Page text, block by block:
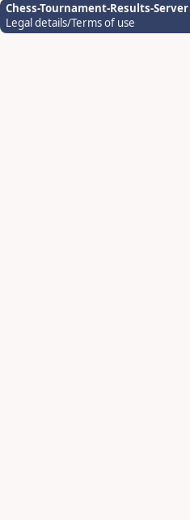
Chess-Tournament-Results-Server
Legal details/Terms of use